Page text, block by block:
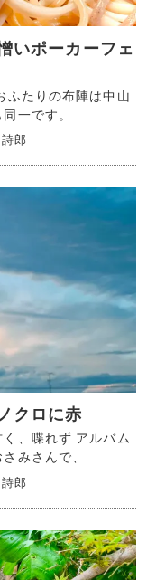
ポーカーフェ
たりの布陣は中山
一です。 ...
郎
クロに赤
、喋れず アルバム
みさんで、...
郎